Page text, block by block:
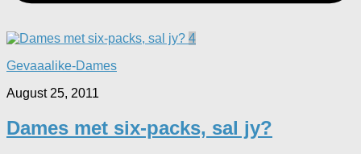
4
Gevaaalike-Dames
August 25, 2011
Dames met six-packs, sal jy?